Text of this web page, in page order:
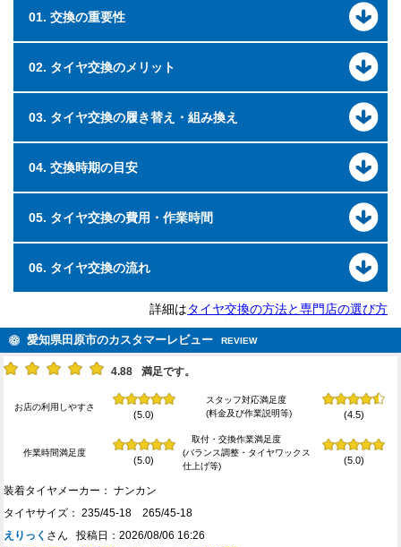
01. 交換の重要性
02. タイヤ交換のメリット
03. タイヤ交換の履き替え・組み換え
04. 交換時期の目安
05. タイヤ交換の費用・作業時間
06. タイヤ交換の流れ
詳細はタイヤ交換の方法と専門店の選び方
愛知県田原市のカスタマーレビュー REVIEW
4.88 満足です。
お店の利用しやすさ
(5.0)
スタッフ対応満足度
(料金及び作業説明等)
(4.5)
作業時間満足度
(5.0)
取付・交換作業満足度
(バランス調整・タイヤワックス
仕上げ等)
(5.0)
装着タイヤメーカー： ナンカン
タイヤサイズ： 235/45-18 265/45-18
えりっく さん 投稿日：2026/08/06 16:26